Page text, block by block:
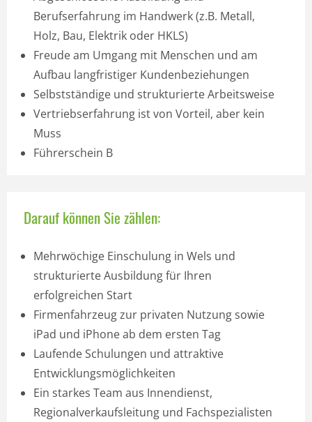
Berufserfahrung im Handwerk (z.B. Metall,
Holz, Bau, Elektrik oder HKLS)
Freude am Umgang mit Menschen und am
Aufbau langfristiger Kundenbeziehungen
Selbstständige und strukturierte Arbeitsweise
Vertriebs­erfahrung ist von Vorteil, aber kein
Muss
Führerschein B
Darauf können Sie zählen:
Mehrwöchige Einschulung in Wels und
strukturierte Ausbildung für Ihren
erfolgreichen Start
Firmenfahrzeug zur privaten Nutzung sowie
iPad und iPhone ab dem ersten Tag
Laufende Schulungen und attraktive
Entwicklungsmöglichkeiten
Ein starkes Team aus Innendienst,
Regionalverkaufsleitung und Fachspezialisten